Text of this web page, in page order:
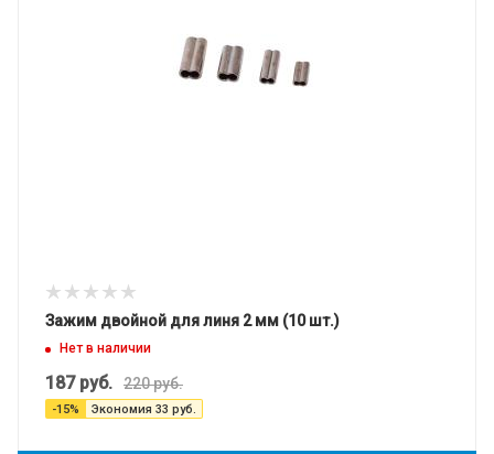
Зажим двойной для линя 2 мм (10 шт.)
Нет в наличии
187руб. 220руб.
-15% Экономия 33 руб.